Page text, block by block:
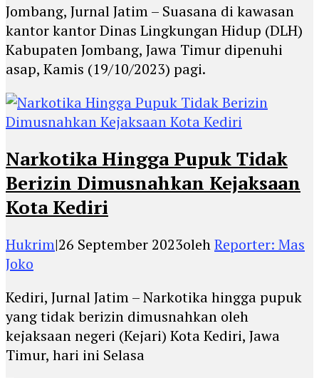
Jombang, Jurnal Jatim – Suasana di kawasan
kantor kantor Dinas Lingkungan Hidup (DLH)
Kabupaten Jombang, Jawa Timur dipenuhi
asap, Kamis (19/10/2023) pagi.
Narkotika Hingga Pupuk Tidak
Berizin Dimusnahkan Kejaksaan
Kota Kediri
Hukrim|26 September 2023olehReporter: Mas
Joko
Kediri, Jurnal Jatim – Narkotika hingga pupuk
yang tidak berizin dimusnahkan oleh
kejaksaan negeri (Kejari) Kota Kediri, Jawa
Timur, hari ini Selasa